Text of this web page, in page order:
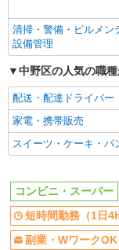
ライフ東中野店（店舗
キープ
パート
ライフ南台店（店舗
同じ職種から求人
同じ特徴から求人
未経験歓迎
副業・WワークOK
社会保険あり
清掃・警備・ビルメン
設備管理
中野区の人気の職
配送・配達ドライバー
家電・携帯販売
スイーツ・ケーキ・パ
コンビニ・スーパー
短時間勤務（1日
副業・WワークOK